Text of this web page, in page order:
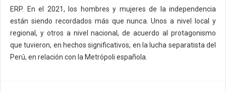
ERP. En el 2021, los hombres y mujeres de la independencia
están siendo recordados más que nunca. Unos a nivel local y
regional, y otros a nivel nacional, de acuerdo al protagonismo
que tuvieron, en hechos significativos, en la lucha separatista del
Perú, en relación con la Metrópoli española.